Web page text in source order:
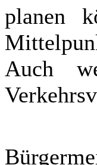
planen
Auch